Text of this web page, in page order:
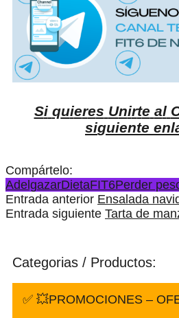
Si quieres Unirte al
siguiente enl
Compártelo:
AdelgazarDietaFIT6Perder
Entrada anterior Ensalada
Entrada siguiente Tarta de
Categorias / Productos:
✅ 💥PROMOCIONES –